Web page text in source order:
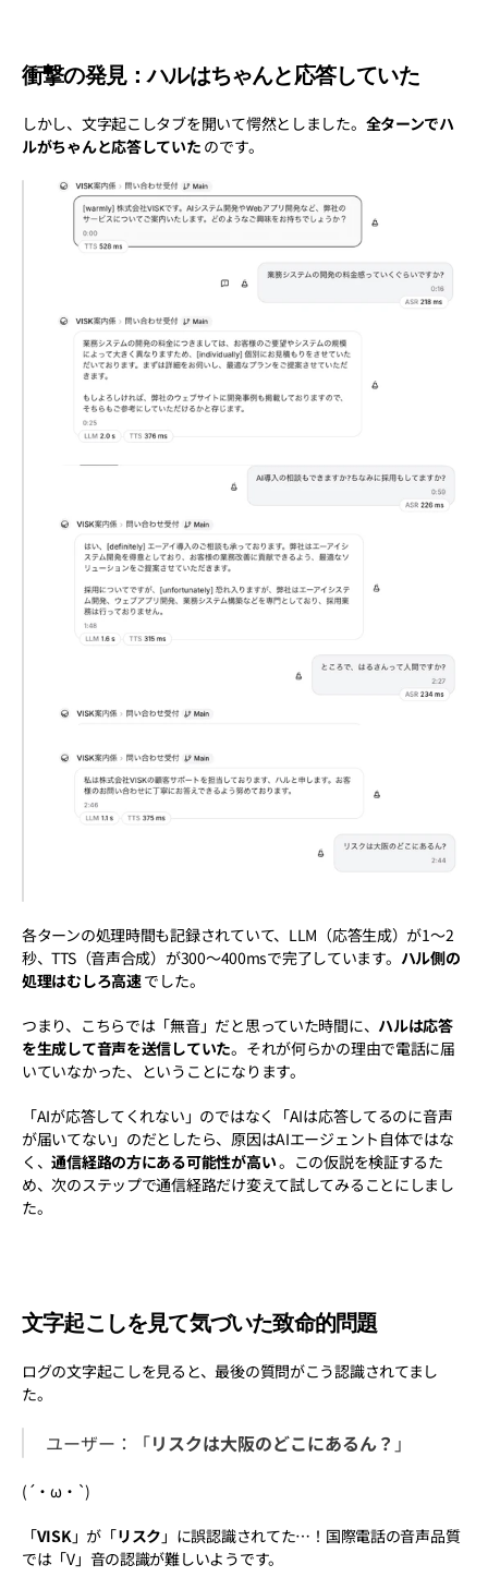
衝撃の発見：ハルはちゃんと応答していた
しかし、文字起こしタブを開いて愕然としました。 全ターンでハ
ルがちゃんと応答していた のです。
各ターンの処理時間も記録されていて、LLM（応答生成）が1〜2
秒、TTS（音声合成）が300〜400msで完了しています。 ハル側の
処理はむしろ高速 でした。
つまり、こちらでは「無音」だと思っていた時間に、 ハルは応答
を生成して音声を送信していた。それが何らかの理由で電話に届
いていなかった、ということになります。
「AIが応答してくれない」のではなく「AIは応答してるのに音声
が届いてない」のだとしたら、原因はAIエージェント自体ではな
く、通信経路の方にある可能性が高い 。この仮説を検証するた
め、次のステップで通信経路だけ変えて試してみることにしまし
た。
文字起こしを見て気づいた致命的問題
ログの文字起こしを見ると、最後の質問がこう認識されてまし
た。
ユーザー：「リスクは大阪のどこにあるん？ 」
(´・ω・`)
「VISK」が「リスク 」に誤認識されてた…！国際電話の音声品質
では「V」音の認識が難しいようです。